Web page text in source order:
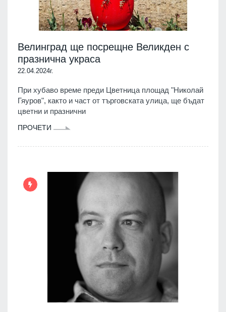
Велинград ще посрещне Великден с
празнична украса
22.04.2024г.
При хубаво време преди Цветница площад "Николай
Гяуров", както и част от търговската улица, ще бъдат
цветни и празнични
ПРОЧЕТИ